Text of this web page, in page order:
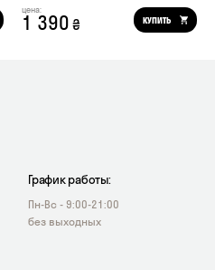
цена:
1 390 ₴ КУПИТЬ
График работы:
Пн-Вс - 9:00-21:00
без выходных